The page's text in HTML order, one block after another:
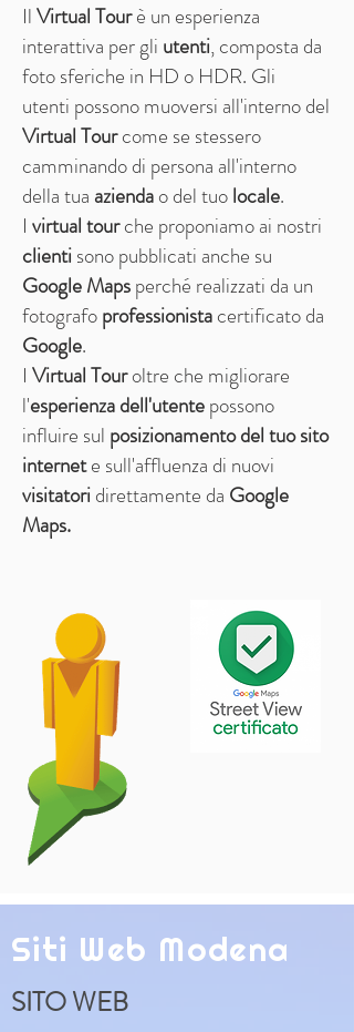
IlVirtual Tourè un esperienza
interattiva per gli utenti, composta da
foto sferiche in HD o HDR. Gli
utenti possono muoversi all'interno del
Virtual Tourcome se stessero
camminando di persona all'interno
della tua aziendao del tuolocale.
I virtual tourche proponiamo ai nostri
clientisono pubblicati anche su
Google Mapsperché realizzati da un
fotografoprofessionistacertificato da
Google.
I Virtual Touroltre che migliorare
l'esperienza dell'utentepossono
influire sul posizionamento del tuo sito
internete sull'affluenza di nuovi
visitatoridirettamente da Google
Maps.
Siti Web Modena
SITO WEB